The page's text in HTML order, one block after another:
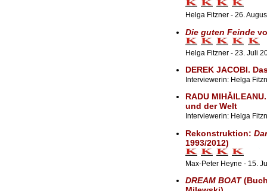
Helga Fitzner - 26.
Die guten Feinde
Helga Fitzner - 23. Juli
DEREK JACOBI.
Interviewerin: Helga
RADU
und der Welt
Interviewerin: Helga
Rekonstruktion:
1993/2012)
Max-Peter Heyne - 15.
DREAM BOAT